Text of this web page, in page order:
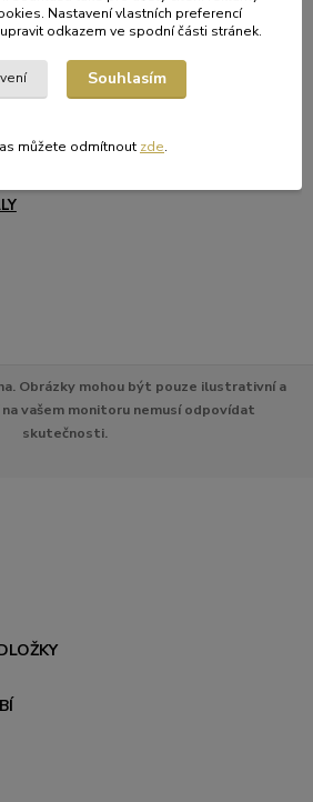
výška 250 mm, šířka dna a bočních
Obrázky mohou být pouze ilustrativní a
vašem monitoru nemusí odpovídat
skutečnosti.
Nastavení vlastních preferencí
odkazem ve spodní části stránek.
Souhlasím
můžete odmítnout zde.